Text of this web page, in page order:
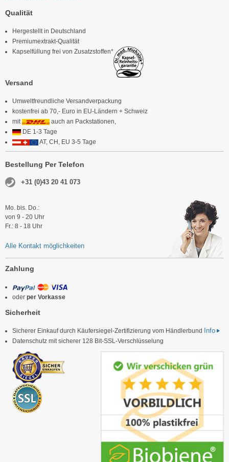
Qualität
Hergestellt in Deutschland
Premiumextrakt-Qualität
Kapselfüllung frei von Zusatzstoffen*
Versand
Umweltfreundliche Versandverpackung
kostenfrei ab 70,- Euro in EU-Ländern + Schweiz
mit
auch an Packstationen,
DE 1-3 Tage
AT, CH, EU 3-5 Tage
Bestellung Per Telefon
+31 (0)43 20 41 073
Mo. bis. Do.:
von 9 - 20 Uhr
Fr.: 8 - 18 Uhr
Alle Kontakt möglichkeiten
Zahlung
oder per Vorkasse
Sicherheit
Sicherer Einkauf durch Käufersiegel-Zertifizierung vom Händlerbund Info
Datenschutz mit sicherer 128 Bit-SSL-Verschlüsselung